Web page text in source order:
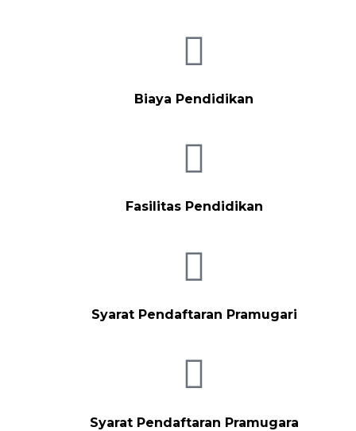
Biaya Pendidikan
Fasilitas Pendidikan
Syarat Pendaftaran Pramugari
Syarat Pendaftaran Pramugara